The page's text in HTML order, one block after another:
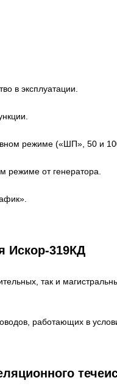
в эксплуатации.
режиме («ШП», 50 и
режиме от генератора.
Искор-319КД
так и
работающих в